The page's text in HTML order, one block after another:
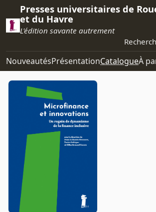
Presses universitaires de
et du Havre
L'édition savante autrement
NouveautésPrésentationCatalogueÀ